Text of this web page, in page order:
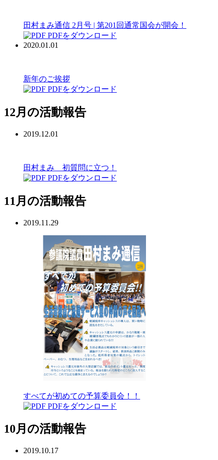
田村まみ通信 2月号 | 第201回通常国会が開会！
PDFをダウンロード
2020.01.01
新年のご挨拶
PDFをダウンロード
12月の活動報告
2019.12.01
田村まみ 初質問に立つ！
PDFをダウンロード
11月の活動報告
2019.11.29
すべてが初めての予算委員会！！
PDFをダウンロード
10月の活動報告
2019.10.17